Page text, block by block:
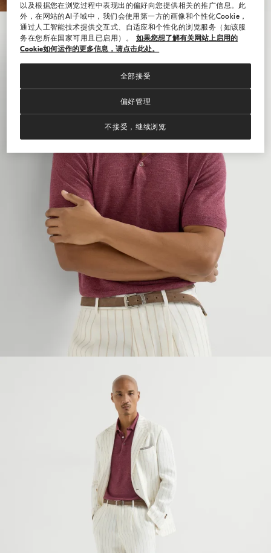
以及根据您在浏览过程中表现出的偏好向您提供相关的推广信息。此
外，在网站的AI子域中，我们会使用第一方的画像和个性化Cookie，
通过人工智能技术提供交互式、自适应和个性化的浏览服务（如该服
务在您所在国家可用且已启用）。
如果您想了解有关网站上启用的
Cookie如何运作的更多信息，请点击此处。
偏好管理
不接受，继续浏览
全部接受